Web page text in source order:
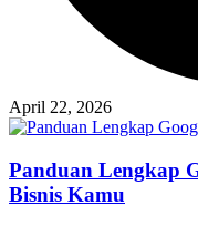
April 22, 2026
Panduan Lengkap
Bisnis Kamu